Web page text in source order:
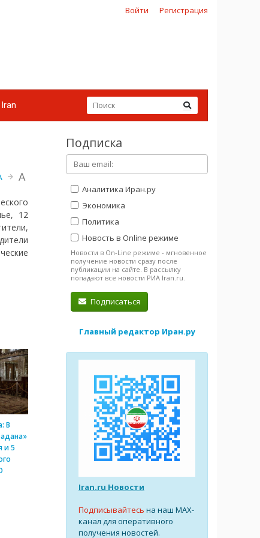
Войти Регистрация
A
12
В
и 5
Подписка
Аналитика Иран.ру
Экономика
Политика
Новость в Online режиме
Новости в On-Line режиме - мгновенное
получение новости сразу после
публикации на сайте. В рассылку
попадают все новости РИА Iran.ru.
Подписаться
Главный редактор Иран.ру
Iran.ru Новости
Подписывайтесь на наш MAX-
канал для оперативного
получения новостей.